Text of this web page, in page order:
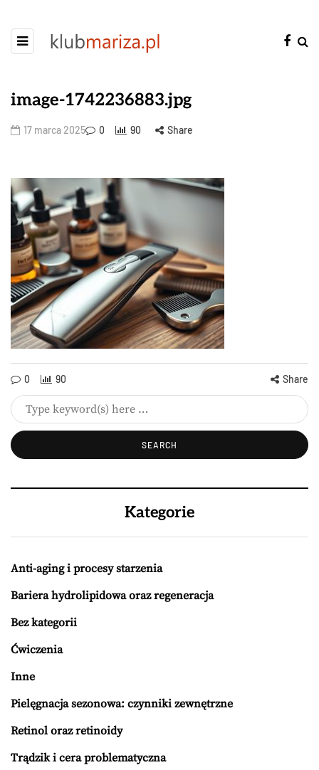
image-1742236883.jpg
17 marca 2025 0 90 Share
0 90 Share
Kategorie
Anti-aging i procesy starzenia
Bariera hydrolipidowa oraz regeneracja
Bez kategorii
Ćwiczenia
Inne
Pielęgnacja sezonowa: czynniki zewnętrzne
Retinol oraz retinoidy
Trądzik i cera problematyczna